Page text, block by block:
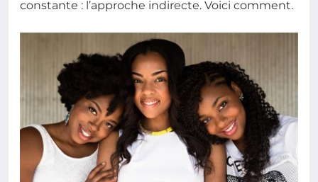
constante : l’approche indirecte. Voici comment.